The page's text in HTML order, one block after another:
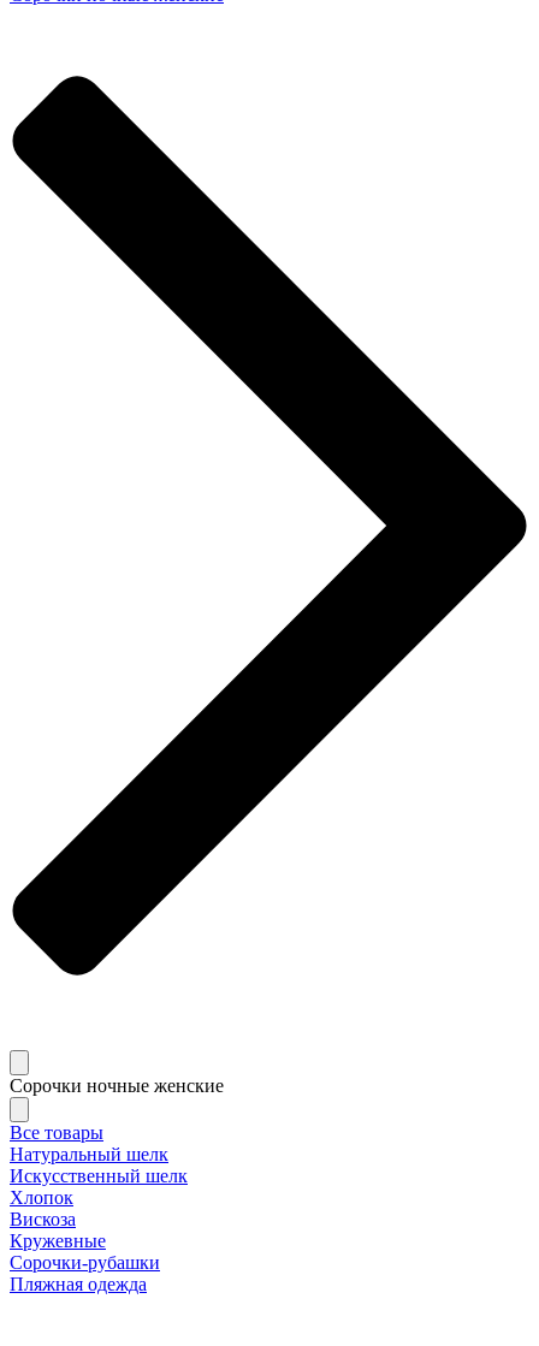
Сорочки ночные женские
Все товары
Натуральный шелк
Искусственный шелк
Хлопок
Вискоза
Кружевные
Сорочки-рубашки
Пляжная одежда